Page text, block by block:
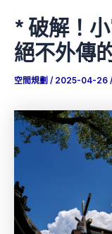
* 破解！
絕不外傳
空間規劃 / 2025-04-26